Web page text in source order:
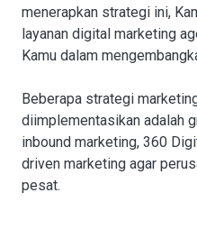
menerapkan strategi ini,
layanan digital marketing
Kamu dalam
Beberapa strategi
diimplementasikan adalah
inbound marketing, 360
driven marketing agar
pesat.